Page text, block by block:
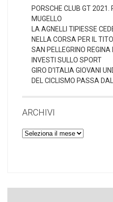
PORSCHE CLUB GT 2021.
MUGELLO
LA AGNELLI TIPIESSE
NELLA CORSA PER IL
SAN PELLEGRINO REGINA
INVESTI SULLO SPORT
GIRO D’ITALIA GIOVANI
DEL CICLISMO PASSA
ARCHIVI
Archivi